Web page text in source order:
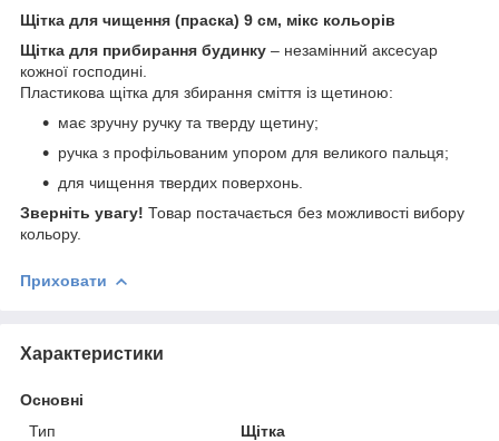
Щітка для чищення (праска) 9 см, мікс кольорів
Щітка для прибирання будинку – незамінний аксесуар
кожної господині.
Пластикова щітка для збирання сміття із щетиною:
має зручну ручку та тверду щетину;
ручка з профільованим упором для великого пальця;
для чищення твердих поверхонь.
Зверніть увагу! Товар постачається без можливості вибору
кольору.
Приховати
Характеристики
Основні
Тип
Щітка